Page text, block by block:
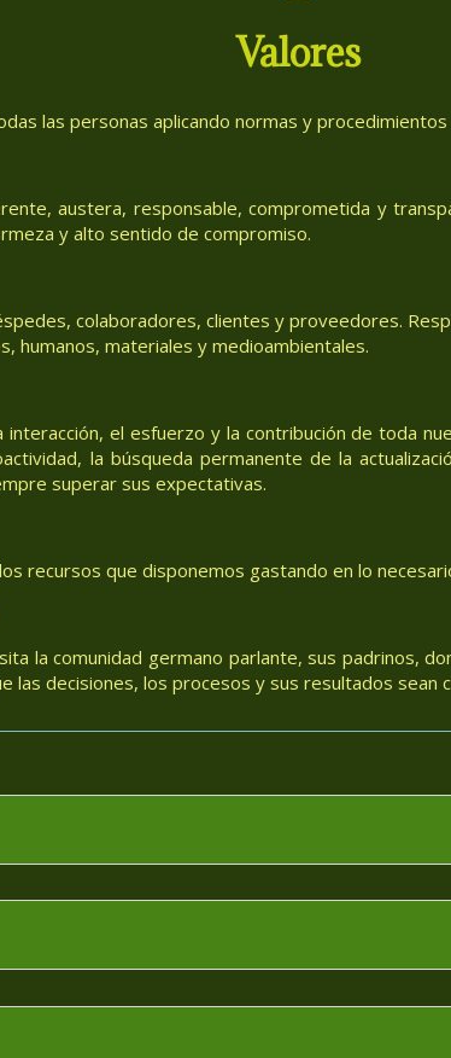
Valores
las personas aplicando normas y
austera, responsable, comprometida y
y alto sentido de compromiso.
colaboradores, clientes y proveedores.
humanos, materiales y medioambientales.
interacción, el esfuerzo y la contribución de toda
la búsqueda permanente de la
superar sus expectativas.
recursos que disponemos gastando en lo
la comunidad germano parlante, sus padrinos,
las decisiones, los procesos y sus resultados sean